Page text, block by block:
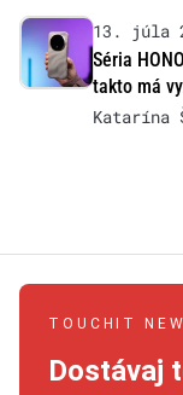
13. júla
Séria
takto má
Katarína
TOUCHIT
Dostávaj